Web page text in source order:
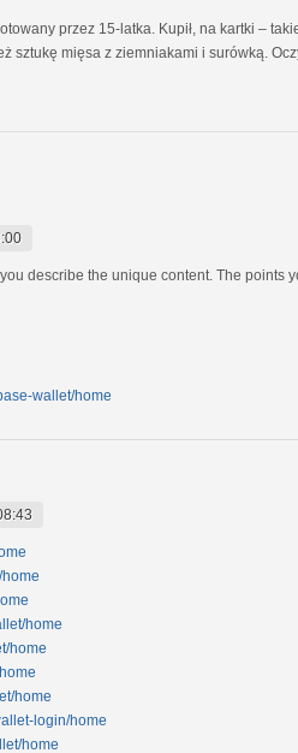
przez 15-latka. Kupił, na kartki –
sztukę mięsa z ziemniakami i surówką.
describe the unique content. The
wallet/home
home
home
home
login/home
home